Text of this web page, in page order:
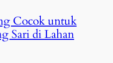
Cocok untuk
Sari di Lahan